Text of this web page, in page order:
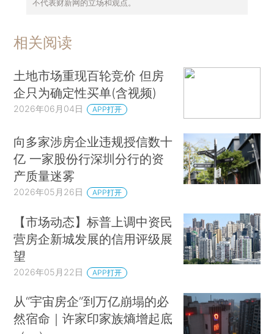
不代表财新网的立场和观点。
相关阅读
土地市场重现百轮竞价 但房
企只为确定性买单(含视频)
2026年06月04日 APP打开
向多家涉房企业违规授信数十
亿 一家股份行深圳分行的资
产质量迷雾
2026年05月26日 APP打开
【市场动态】标普上调中资民
营房企新城发展的信用评级展
望
2026年05月22日 APP打开
从“宇宙房企”到万亿崩塌的必
然宿命｜许家印家族熵增起底